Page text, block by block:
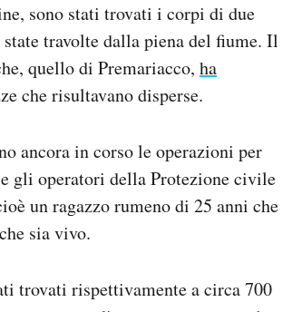
sono stati trovati i corpi di due
state travolte dalla piena del fiume. Il
quello di Premariacco, ha
che risultavano disperse.
ancora in corso le operazioni per
gli operatori della Protezione civile
un ragazzo rumeno di 25 anni che
sia vivo.
trovati rispettivamente a circa 700